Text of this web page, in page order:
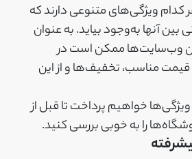
ویژگی‌های متنوعی دارند که
آنها به‌وجود بیاید. به عنوان
وب‌سایت‌ها ممکن است در
مناسب، تخفیف‌ها و از این
ویژگی‌ها خواهیم پرداخت تا قبل از
را به خوبی بررسی کنید.